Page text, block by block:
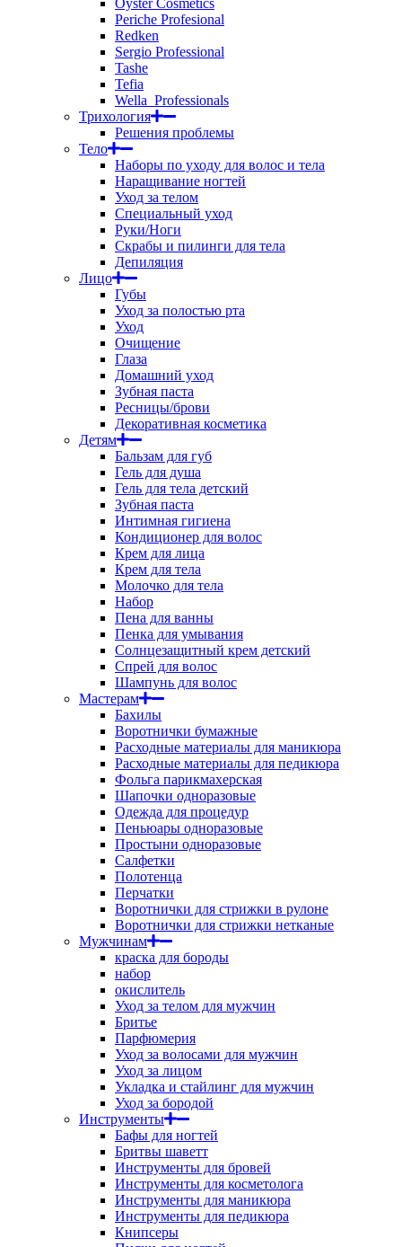
Oyster Cosmetics
Periche Profesional
Redken
Sergio Professional
Tashe
Tefia
Wella_Professionals
Трихология
Решения проблемы
Тело
Наборы по уходу для волос и тела
Наращивание ногтей
Уход за телом
Специальный уход
Руки/Ноги
Скрабы и пилинги для тела
Депиляция
Лицо
Губы
Уход за полостью рта
Уход
Очищение
Глаза
Домашний уход
Зубная паста
Ресницы/брови
Декоративная косметика
Детям
Бальзам для губ
Гель для душа
Гель для тела детский
Зубная паста
Интимная гигиена
Кондиционер для волос
Крем для лица
Крем для тела
Молочко для тела
Набор
Пена для ванны
Пенка для умывания
Солнцезащитный крем детский
Спрей для волос
Шампунь для волос
Мастерам
Бахилы
Воротнички бумажные
Расходные материалы для маникюра
Расходные материалы для педикюра
Фольга парикмахерская
Шапочки одноразовые
Одежда для процедур
Пеньюары одноразовые
Простыни одноразовые
Салфетки
Полотенца
Перчатки
Воротнички для стрижки в рулоне
Воротнички для стрижки нетканые
Мужчинам
краска для бороды
набор
окислитель
Уход за телом для мужчин
Бритье
Парфюмерия
Уход за волосами для мужчин
Уход за лицом
Укладка и стайлинг для мужчин
Уход за бородой
Инструменты
Бафы для ногтей
Бритвы шаветт
Инструменты для бровей
Инструменты для косметолога
Инструменты для маникюра
Инструменты для педикюра
Книпсеры